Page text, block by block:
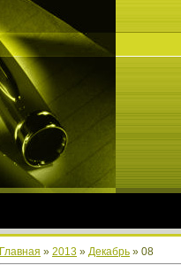
Главная » 2013 » Декабрь » 08